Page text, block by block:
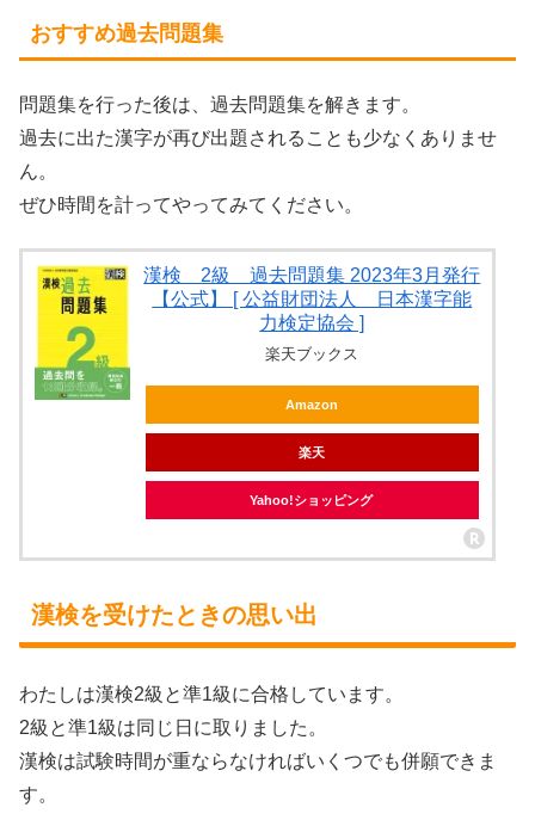
おすすめ過去問題集
問題集を行った後は、過去問題集を解きます。
過去に出た漢字が再び出題されることも少なくありませ
ん。
ぜひ時間を計ってやってみてください。
漢検 2級 過去問題集 2023年3月発行
【公式】 [ 公益財団法人 日本漢字能
力検定協会 ]
楽天ブックス
Amazon
楽天
Yahoo!ショッピング
漢検を受けたときの思い出
わたしは漢検2級と準1級に合格しています。
2級と準1級は同じ日に取りました。
漢検は試験時間が重ならなければいくつでも併願できま
す。